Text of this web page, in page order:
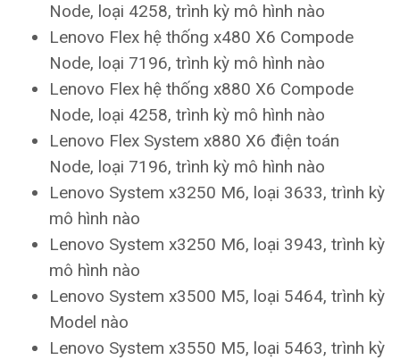
Node, loại 4258, trình kỳ mô hình nào
Lenovo Flex hệ thống x480 X6 Compode
Node, loại 7196, trình kỳ mô hình nào
Lenovo Flex hệ thống x880 X6 Compode
Node, loại 4258, trình kỳ mô hình nào
Lenovo Flex System x880 X6 điện toán
Node, loại 7196, trình kỳ mô hình nào
Lenovo System x3250 M6, loại 3633, trình kỳ
mô hình nào
Lenovo System x3250 M6, loại 3943, trình kỳ
mô hình nào
Lenovo System x3500 M5, loại 5464, trình kỳ
Model nào
Lenovo System x3550 M5, loại 5463, trình kỳ